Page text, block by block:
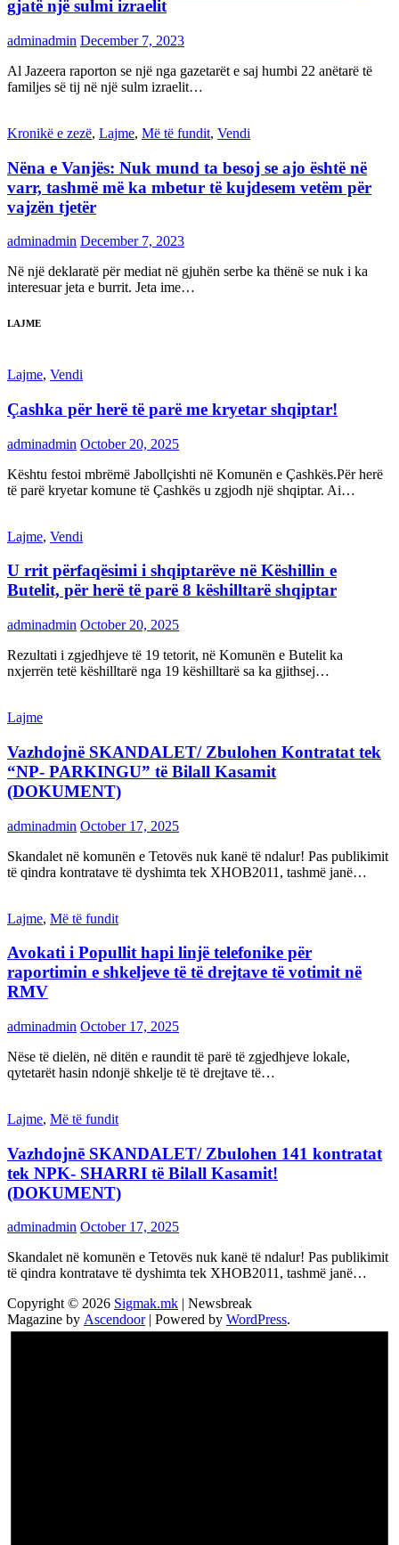
gjatë një sulmi izraelit
adminadmin December 7, 2023
Al Jazeera raporton se një nga gazetarët e saj humbi 22 anëtarë të
familjes së tij në një sulm izraelit…
Kronikë e zezë, Lajme, Më të fundit, Vendi
Nëna e Vanjës: Nuk mund ta besoj se ajo është në
varr, tashmë më ka mbetur të kujdesem vetëm për
vajzën tjetër
adminadmin December 7, 2023
Në një deklaratë për mediat në gjuhën serbe ka thënë se nuk i ka
interesuar jeta e burrit. Jeta ime…
LAJME
Lajme, Vendi
Çashka për herë të parë me kryetar shqiptar!
adminadmin October 20, 2025
Kështu festoi mbrëmë Jabollçishti në Komunën e Çashkës.Për herë
të parë kryetar komune të Çashkës u zgjodh një shqiptar. Ai…
Lajme, Vendi
U rrit përfaqësimi i shqiptarëve në Këshillin e
Butelit, për herë të parë 8 këshilltarë shqiptar
adminadmin October 20, 2025
Rezultati i zgjedhjeve të 19 tetorit, në Komunën e Butelit ka
nxjerrën tetë këshilltarë nga 19 këshilltarë sa ka gjithsej…
Lajme
Vazhdojnë SKANDALET/ Zbulohen Kontratat tek
“NP- PARKINGU” të Bilall Kasamit
(DOKUMENT)
adminadmin October 17, 2025
Skandalet në komunën e Tetovës nuk kanë të ndalur! Pas publikimit
të qindra kontratave të dyshimta tek XHOB2011, tashmë janë…
Lajme, Më të fundit
Avokati i Popullit hapi linjë telefonike për
raportimin e shkeljeve të të drejtave të votimit në
RMV
adminadmin October 17, 2025
Nëse të dielën, në ditën e raundit të parë të zgjedhjeve lokale,
qytetarët hasin ndonjë shkelje të të drejtave të…
Lajme, Më të fundit
Vazhdojnē SKANDALET/ Zbulohen 141 kontratat
tek NPK- SHARRI të Bilall Kasamit!
(DOKUMENT)
adminadmin October 17, 2025
Skandalet në komunën e Tetovës nuk kanë të ndalur! Pas publikimit
të qindra kontratave të dyshimta tek XHOB2011, tashmë janë…
Copyright © 2026 Sigmak.mk | Newsbreak
Magazine by Ascendoor| Powered by WordPress.